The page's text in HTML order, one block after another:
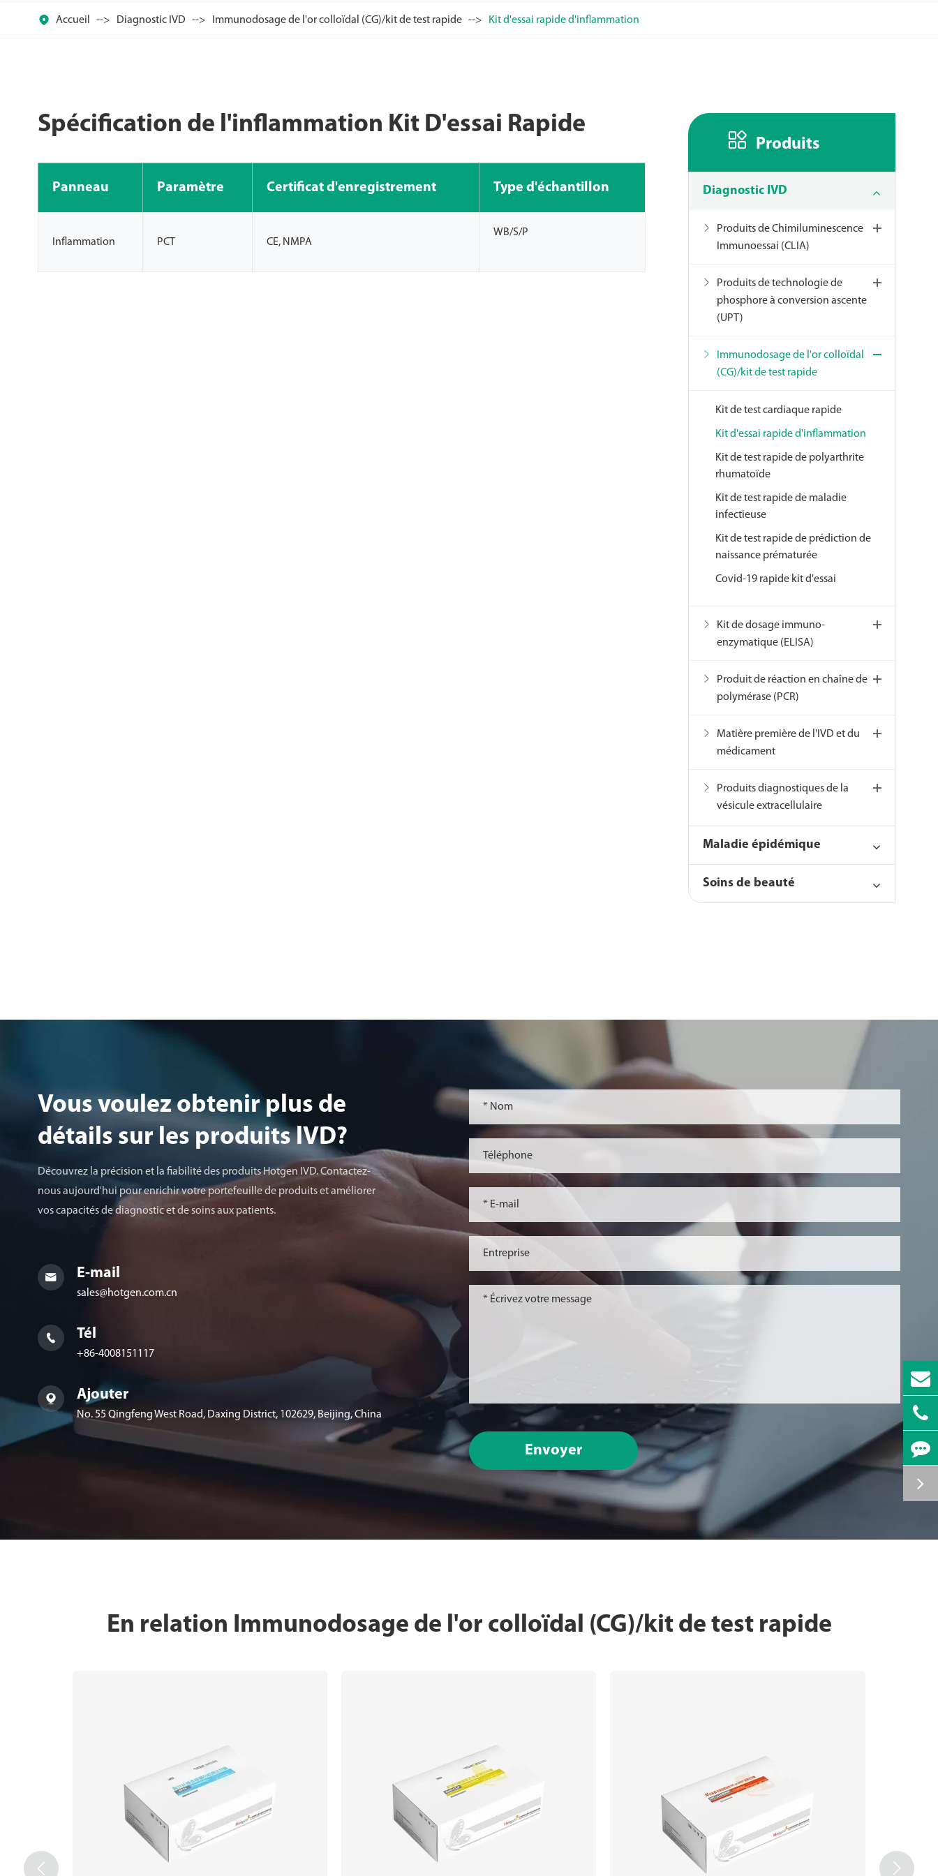
 Accueil Diagnostic IVD Immunodosage de l'or colloïdal (CG)/kit de test rapide Kit d'essai rapide d'inflammation
Spécification de l'inflammation Kit D'essai Rapide
Panneau Paramètre Certificat d'enregistrement Type d'échantillon
Inflammation PCT CE, NMPA
WB/S/P
 Produits
Diagnostic IVD
Produits de Chimiluminescence
Immunoessai (CLIA)
Produits de technologie de
phosphore à conversion ascente
(UPT)
Immunodosage de l'or colloïdal
(CG)/kit de test rapide
Kit de test cardiaque rapide
Kit d'essai rapide d'inflammation
Kit de test rapide de polyarthrite
rhumatoïde
Kit de test rapide de maladie
infectieuse
Kit de test rapide de prédiction de
naissance prématurée
Covid-19 rapide kit d'essai
Kit de dosage immuno-
enzymatique (ELISA)
Produit de réaction en chaîne de
polymérase (PCR)
Matière première de l'IVD et du
médicament
Produits diagnostiques de la
vésicule extracellulaire
Maladie épidémique
Soins de beauté
Vous voulez obtenir plus de
détails sur les produits lVD?
Découvrez la précision et la fiabilité des produits Hotgen IVD. Contactez-
nous aujourd'hui pour enrichir votre portefeuille de produits et améliorer
vos capacités de diagnostic et de soins aux patients.
 E-mail
sales@hotgen.com.cn
 Tél
+86-4008151117
 Ajouter
No. 55 Qingfeng West Road, Daxing District, 102629, Beijing, China
Envoyer
En relation Immunodosage de l'or colloïdal (CG)/kit de test rapide
 